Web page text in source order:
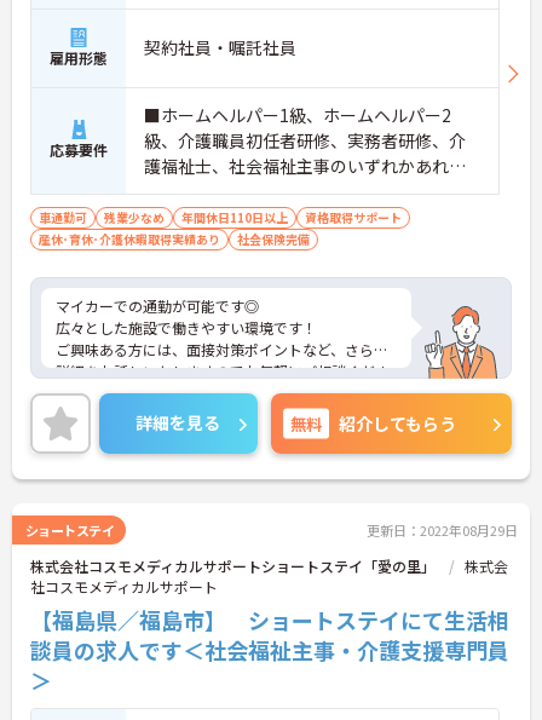
雇用形態 契約社員・嘱託社員
応募要件
■ホームヘルパー1級、ホームヘルパー2
級、介護職員初任者研修、実務者研修、介
護福祉士、社会福祉主事のいずれかあれば
尚可 ■普通自動車免許（必須） ■障がい者
支援の経験があれば尚可 ※無資格、未経験
の方でも相談可
車通勤可 残業少なめ 年間休日110日以上
資格取得サポート
産休･育休･介護休暇取得実績あり
社会保険完備
マイカーでの通勤が可能です◎
広々とした施設で働きやすい環境です！
ご興味ある方には、面接対策ポイントなど、さらに
詳細をお話しいたしますのでお気軽にご相談くださ
い！
詳細を見る 無料 紹介してもらう
ショートステイ 更新日：2022年08月29日
株式会社コスモメディカルサポートショートステイ「愛の里」
株式会
社コスモメディカルサポート
【福島県／福島市】 ショートステイにて生活相
談員の求人です＜社会福祉主事・介護支援専門員
＞